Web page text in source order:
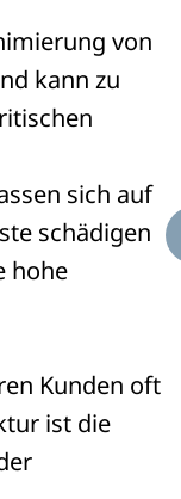
von
kann zu
sich auf
schädigen
hohe
Kunden oft
ist die